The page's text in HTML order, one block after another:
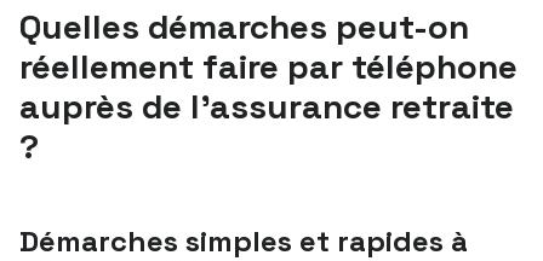
Quelles démarches peut-on
réellement faire par téléphone
auprès de l’assurance retraite
?
Démarches simples et rapides à